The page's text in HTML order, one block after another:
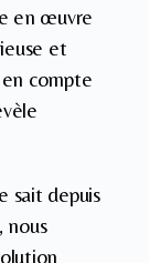
en œuvre
et
compte
sait depuis
nous